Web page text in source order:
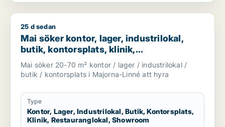
Mai söker kontor, lager, industrilokal, butik, kontorsplats,
25 d sedan
Mai söker kontor, lager, industrilokal,
butik, kontorsplats, klinik,
restauranglokal eller showroom för
uthyrning i Majorna-Linné
Mai söker 20-70 m² kontor / lager / industrilokal /
butik / kontorsplats i Majorna-Linné att hyra
Type
Kontor, Lager, Industrilokal, Butik, Kontorsplats,
Klinik, Restauranglokal, Showroom